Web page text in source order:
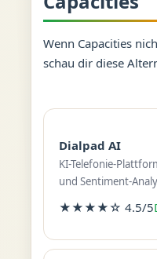
Wenn Capacities
schau dir diese
Dialpad AI
KI-Telefonie-
und Sentiment-
★★★★☆ 4.5/5